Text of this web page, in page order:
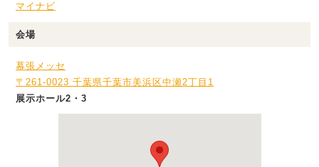
マイナビ
会場
幕張メッセ
〒261-0023 千葉県千葉市美浜区中瀬2丁目1
展示ホール2・3